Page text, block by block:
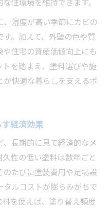
湿度が高い季節にカビの
。加えて、外壁の色や質
住宅の資産価値向上にも
を踏まえ、塗料選びや施
快適な暮らしを支えるポ
経済効果
長期的に見て経済的なメ
性の低い塗料は数年ごと
たびに塗装費用や足場設
ルコストが膨らみがちで
を使えば、塗り替え頻度